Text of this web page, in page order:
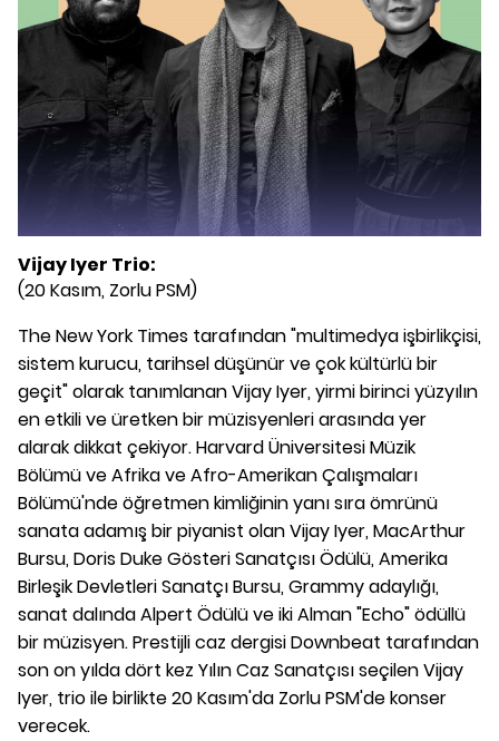
Vijay Iyer Trio:
(20 Kasım, Zorlu PSM)
The New York Times tarafından "multimedya işbirlikçisi,
sistem kurucu, tarihsel düşünür ve çok kültürlü bir
geçit" olarak tanımlanan Vijay Iyer, yirmi birinci yüzyılın
en etkili ve üretken bir müzisyenleri arasında yer
alarak dikkat çekiyor. Harvard Üniversitesi Müzik
Bölümü ve Afrika ve Afro-Amerikan Çalışmaları
Bölümü'nde öğretmen kimliğinin yanı sıra ömrünü
sanata adamış bir piyanist olan Vijay Iyer, MacArthur
Bursu, Doris Duke Gösteri Sanatçısı Ödülü, Amerika
Birleşik Devletleri Sanatçı Bursu, Grammy adaylığı,
sanat dalında Alpert Ödülü ve iki Alman "Echo" ödüllü
bir müzisyen. Prestijli caz dergisi Downbeat tarafından
son on yılda dört kez Yılın Caz Sanatçısı seçilen Vijay
Iyer, trio ile birlikte 20 Kasım'da Zorlu PSM'de konser
verecek.